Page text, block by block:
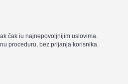
čak iu najnepovoljnijim uslovima.
proceduru, bez prljanja korisnika.